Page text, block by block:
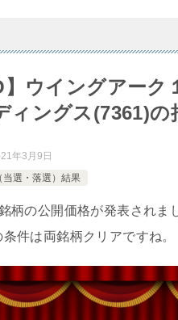
】ウイングアー
ィングス(7361)の
年3月9日
当選・落選）結果
柄の公開価格が発表されま
件は両銘柄クリアですね。